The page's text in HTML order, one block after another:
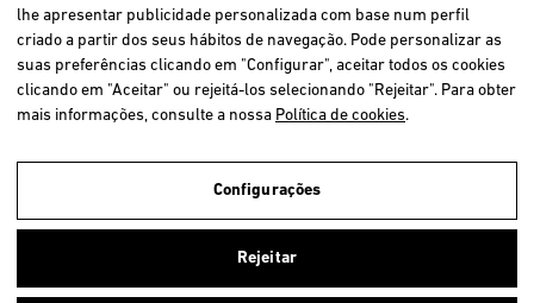
Utilizamos cookies próprios e de terceiros para analisar a navegação
navegando, nós consideramos que você aceita o uso deles.
BELGIË / BELGIQUE
DEUTSCHLAND
ESPAÑA
ITALIA
NEDERLAND
ÖSTERREICH
lhe apresentar publicidade personalizada com base num perfil
criado a partir dos seus hábitos de navegação. Pode personalizar as
suas preferências clicando em "Configurar", aceitar todos os cookies
clicando em "Aceitar" ou rejeitá-los selecionando "Rejeitar". Para obter
mais informações, consulte a nossa Política de cookies.
Configurações
Rejeitar